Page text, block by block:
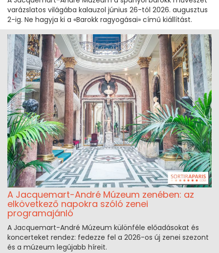
varázslatos világába kalauzol június 26-tól 2026. augusztus
2-ig. Ne hagyja ki a «Barokk ragyogásai» című kiállítást.
A Jacquemart-André Múzeum zenében: az
elkövetkező napokra szóló zenei
programajánló
A Jacquemart-André Múzeum különféle előadásokat és
koncerteket rendez: fedezze fel a 2026-os új zenei szezont
és a múzeum legújabb híreit.